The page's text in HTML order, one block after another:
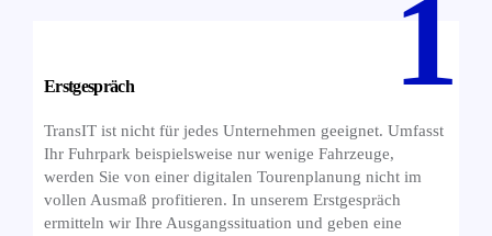
Erstgespräch
TransIT ist nicht für jedes Unternehmen geeignet. Umfasst
Ihr Fuhrpark beispielsweise nur wenige Fahrzeuge,
werden Sie von einer digitalen Tourenplanung nicht im
vollen Ausmaß profitieren. In unserem Erstgespräch
ermitteln wir Ihre Ausgangssituation und geben eine